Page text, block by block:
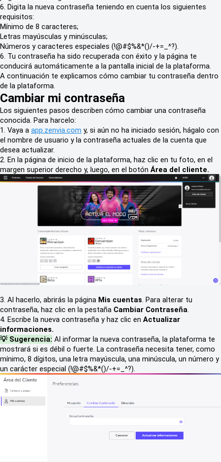
6. Digita la nueva contraseña teniendo en cuenta los siguientes
requisitos:
Mínimo de 8 caracteres;
Letras mayúsculas y minúsculas;
Números y caracteres especiales (!@#$%&*()/-+=_^?).
6. Tu contraseña ha sido recuperada con éxito y la página te
conducirá automáticamente a la pantalla inicial de la plataforma.
A continuación te explicamos cómo cambiar tu contraseña dentro
de la plataforma.
Cambiar mi contraseña
Los siguientes pasos describen cómo cambiar una contraseña
conocida. Para harcelo:
1. Vaya a app.zenvia.com y, si aún no ha iniciado sesión, hágalo con
el nombre de usuario y la contraseña actuales de la cuenta que
desea actualizar.
2. En la página de inicio de la plataforma, haz clic en tu foto, en el
margen superior derecho y, luego, en el botón Área del cliente.
3. Al hacerlo, abrirás la página Mis cuentas. Para alterar tu
contraseña, haz clic en la pestaña Cambiar Contraseña.
4. Escribe la nueva contraseña y haz clic en Actualizar
informaciones.
💡 Sugerencia: Al informar la nueva contraseña, la plataforma te
mostrará si es débil o fuerte. La contraseña necesita tener, como
mínimo, 8 dígitos, una letra mayúscula, una minúscula, un número y
un carácter especial (!@#$%&*()/-+=_^?).